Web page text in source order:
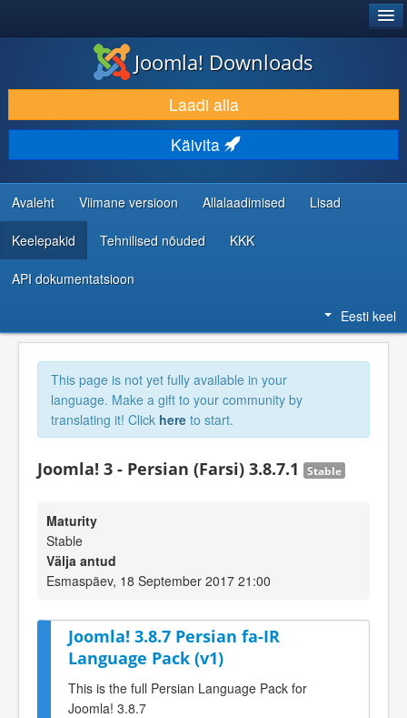
LAADI ALLA JA LAIENDA
AVASTA JA ÕPI
KOGUKOND JA KASUTAJATUGI
RESSURSID ARENDAJATELE
Joomla! Downloads
Laadi alla
Käivita
Avaleht Viimane versioon Allalaadimised Lisad
Keelepakid Tehnilised nõuded KKK
API dokumentatsioon
Eesti keel
This page is not yet fully available in your
language. Make a gift to your community by
translating it! Click here to start.
Joomla! 3 - Persian (Farsi) 3.8.7.1 Stable
Maturity
Stable
Välja antud
Esmaspäev, 18 September 2017 21:00
Joomla! 3.8.7 Persian fa-IR
Language Pack (v1)
This is the full Persian Language Pack for
Joomla! 3.8.7